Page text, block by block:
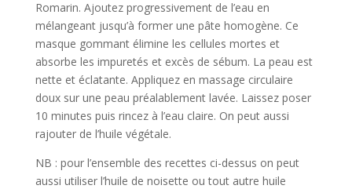
Romarin. Ajoutez progressivement de l’eau en
mélangeant jusqu’à former une pâte homogène. Ce
masque gommant élimine les cellules mortes et
absorbe les impuretés et excès de sébum. La peau est
nette et éclatante. Appliquez en massage circulaire
doux sur une peau préalablement lavée. Laissez poser
10 minutes puis rincez à l’eau claire. On peut aussi
rajouter de l’huile végétale.
NB : pour l’ensemble des recettes ci-dessus on peut
aussi utiliser l’huile de noisette ou tout autre huile